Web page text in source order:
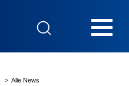
Alle News